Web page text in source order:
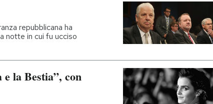
repubblicana ha
notte in cui fu ucciso
la Bestia”, con